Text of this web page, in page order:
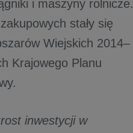
i maszyny rolnicze.
stały się
Wiejskich 2014–
Krajowego Planu
inwestycji w